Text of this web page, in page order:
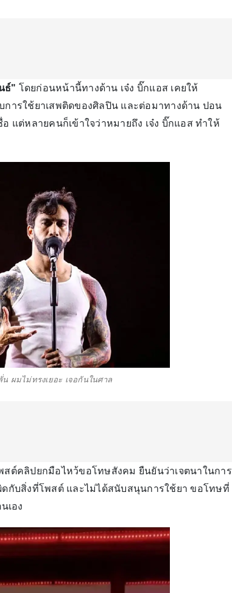
ธ์" โดยก่อนหน้านี้ทางด้าน เจ๋ง บิ๊กแอส เคยให้
ารใช้ยาเสพติดของศิลปิน และต่อมาทางด้าน ปอน
แต่หลายคนก็เข้าใจว่าหมายถึง เจ๋ง บิ๊กแอส ทำให้
ผมไม่ทรงเยอะ เจอกันในศาล
ต์คลิปยกมือไหว้ขอโทษสังคม ยืนยันว่าเจตนาในการ
กับสิ่งที่โพสต์ และไม่ได้สนับสนุนการใช้ยา ขอโทษที่
เอง